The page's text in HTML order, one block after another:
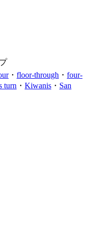
・ floor-through ・ four-
turn ・ Kiwanis ・ San